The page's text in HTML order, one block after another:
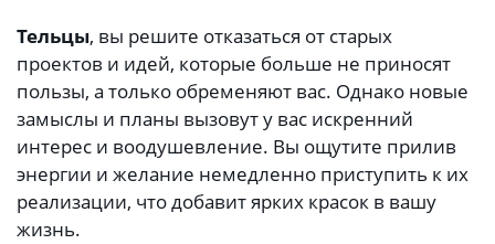
Тельцы, вы решите отказаться от старых
проектов и идей, которые больше не приносят
пользы, а только обременяют вас. Однако новые
замыслы и планы вызовут у вас искренний
интерес и воодушевление. Вы ощутите прилив
энергии и желание немедленно приступить к их
реализации, что добавит ярких красок в вашу
жизнь.